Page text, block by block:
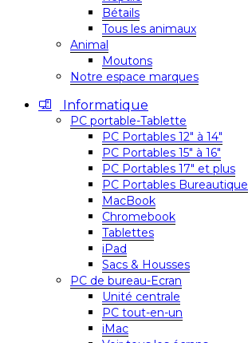
Bétails
Tous les animaux
Animal
Moutons
Notre espace marques
Informatique
PC portable-Tablette
PC Portables 12″ à 14″
PC Portables 15″ à 16″
PC Portables 17″ et plus
PC Portables Bureautique
MacBook
Chromebook
Tablettes
iPad
Sacs & Housses
PC de bureau-Ecran
Unité centrale
PC tout-en-un
iMac